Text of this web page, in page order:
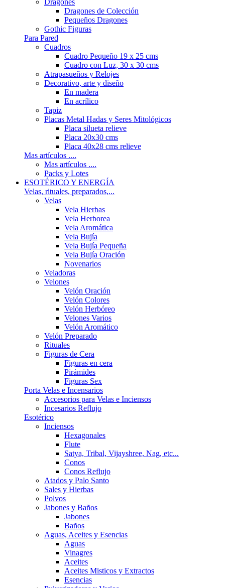
Dragones
Dragones de Colección
Pequeños Dragones
Gothic Figuras
Para Pared
Cuadros
Cuadro Pequeño 19 x 25 cms
Cuadro con Luz, 30 x 30 cms
Atrapasueños y Relojes
Decorativo, arte y diseño
En madera
En acrílico
Tapiz
Placas Metal Hadas y Seres Mitológicos
Placa silueta relieve
Placa 20x30 cms
Placa 40x28 cms relieve
Mas artículos ....
Mas artículos ....
Packs y Lotes
ESOTÉRICO Y ENERGÍA
Velas, rituales, preparados,...
Velas
Vela Hierbas
Vela Herborea
Vela Aromática
Vela Bujía
Vela Bujía Pequeña
Vela Bujía Oración
Novenarios
Veladoras
Velones
Velón Oración
Velón Colores
Velón Herbóreo
Velones Varios
Velón Aromático
Velón Preparado
Rituales
Figuras de Cera
Figuras en cera
Pirámides
Figuras Sex
Porta Velas e Incensarios
Accesorios para Velas e Inciensos
Incesarios Reflujo
Esotérico
Inciensos
Hexagonales
Flute
Satya, Tribal, Vijayshree, Nag, etc...
Conos
Conos Reflujo
Atados y Palo Santo
Sales y Hierbas
Polvos
Jabones y Baños
Jabones
Baños
Aguas, Aceites y Esencias
Aguas
Vinagres
Aceites
Aceites Misticos y Extractos
Esencias